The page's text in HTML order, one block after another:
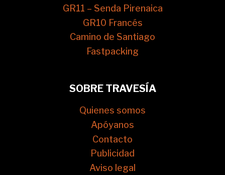
GR11 – Senda Pirenaica
GR10 Francés
Camino de Santiago
Fastpacking
SOBRE TRAVESÍA
Quienes somos
Apóyanos
Contacto
Publicidad
Aviso legal